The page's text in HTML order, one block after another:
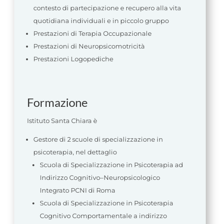
contesto di partecipazione e recupero alla vita
quotidiana individuali e in piccolo gruppo
Prestazioni di Terapia Occupazionale
Prestazioni di Neuropsicomotricità
Prestazioni Logopediche
Formazione
Istituto Santa Chiara è
Gestore di 2 scuole di specializzazione in
psicoterapia, nel dettaglio
Scuola di Specializzazione in Psicoterapia ad
Indirizzo Cognitivo–Neuropsicologico
Integrato PCNI di Roma
Scuola di Specializzazione in Psicoterapia
Cognitivo Comportamentale a indirizzo